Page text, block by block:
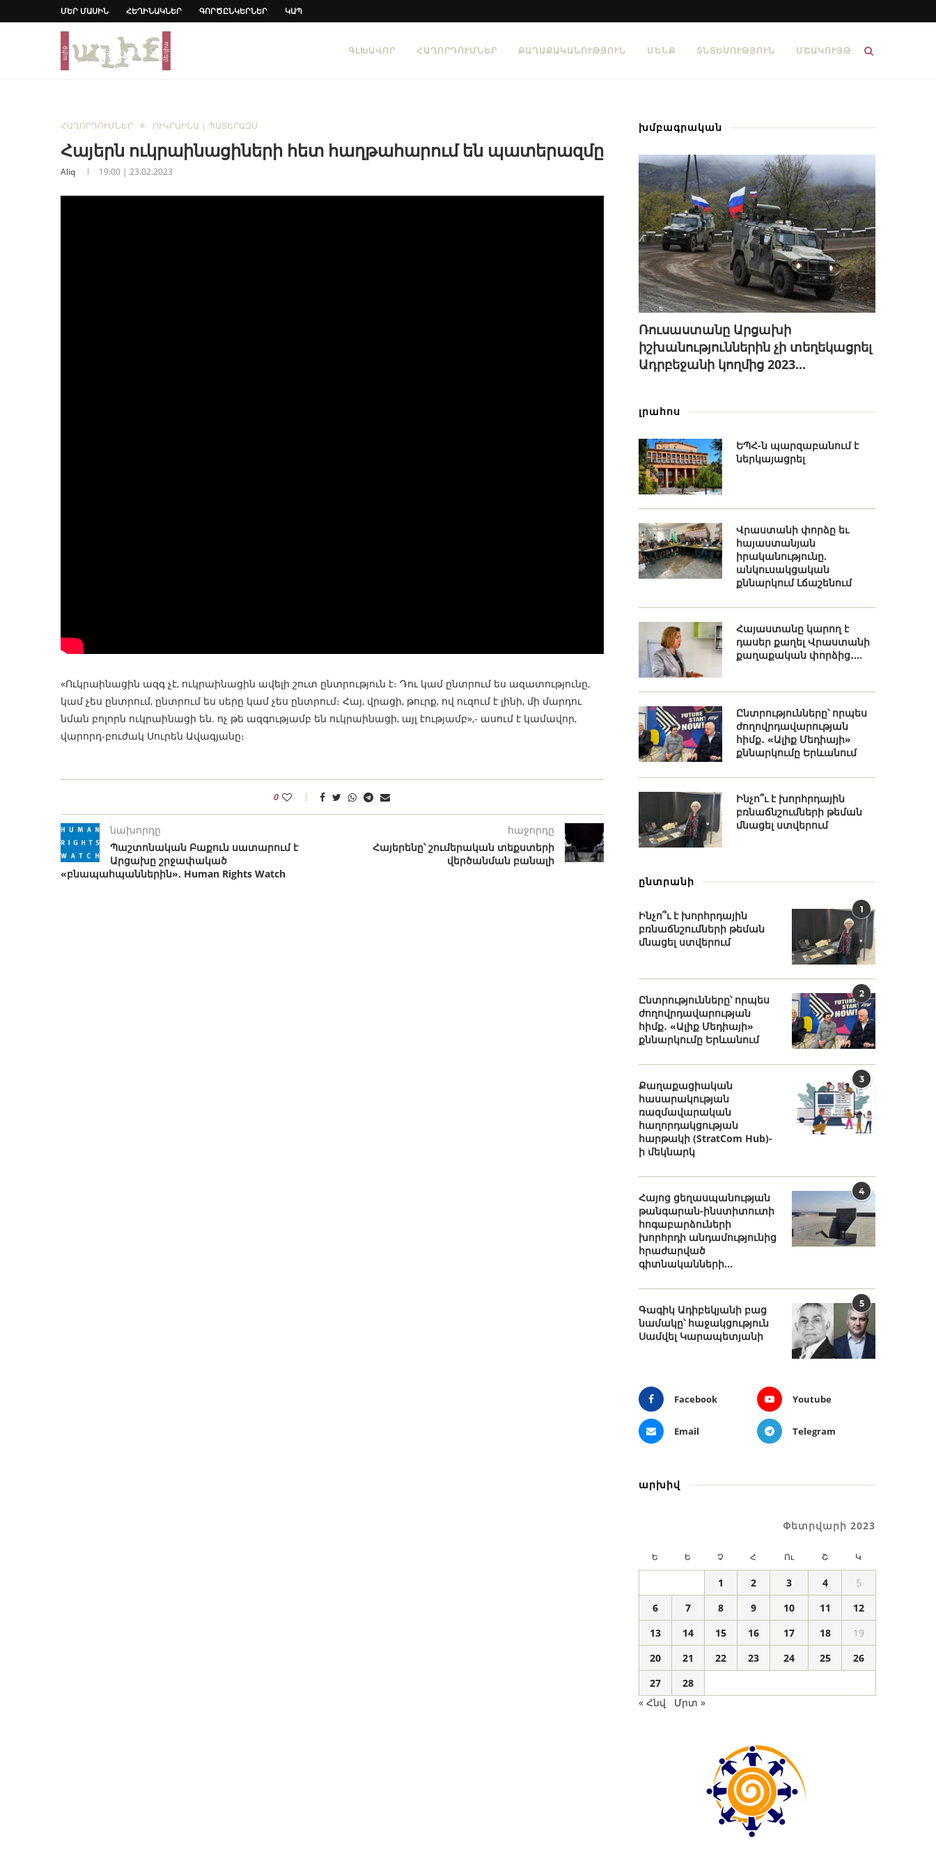
ՄԵՐ ՄԱՍԻՆ ՀԵՂԻՆԱԿՆԵՐ ԳՈՐԾԸՆԿԵՐՆԵՐ ԿԱՊ
ԳԼԽԱՎՈՐ ՀԱՂՈՐԴՈՒՄՆԵՐ ՔԱՂԱՔԱԿԱՆՈՒԹՅՈՒՆ ՄԵՆՔ ՏՆՏԵՍՈՒԹՅՈՒՆ ՄՇԱԿՈՒՅԹ
ՀԱՂՈՐԴՈՒՄՆԵՐ ՈՒԿՐԱԻՆԱ | ՊԱՏԵՐԱԶՄ
Հայերն ուկրաինացիների հետ հաղթահարում են պատերազմը
Aliq 19:00 | 23.02.2023
«Ուկրաինացին ազգ չէ, ուկրաինացին ավելի շուտ ընտրություն է։ Դու կամ ընտրում ես ազատությունը,
կամ չես ընտրում, ընտրում ես սերը կամ չես ընտրում։ Հայ, վրացի, թուրք, ով ուզում է լինի, մի մարդու
նման բոլորն ուկրաինացի են. ոչ թե ազգությամբ են ուկրաինացի, այլ էությամբ»,- ասում է կամավոր,
վարորդ-բուժակ Սուրեն Ավագյանը։
0
նախորդը
Պաշտոնական Բաքուն սատարում է
Արցախը շրջափակած
«բնապահպաններին». Human Rights Watch
հաջորդը
Հայերենը՝ շումերական տեքստերի
վերծանման բանալի
խմբագրական
Ռուսաստանը Արցախի
իշխանություններին չի տեղեկացրել
Ադրբեջանի կողմից 2023...
լրահոս
ԵՊՀ-ն պարզաբանում է
ներկայացրել
Վրաստանի փորձը եւ
հայաստանյան
իրականությունը.
անկուսակցական
քննարկում Լճաշենում
Հայաստանը կարող է
դասեր քաղել Վրաստանի
քաղաքական փորձից․...
Ընտրությունները՝ որպես
ժողովրդավարության
հիմք․ «Ալիք Մեդիայի»
քննարկումը Երևանում
Ինչո՞ւ է խորհրդային
բռնաճնշումների թեման
մնացել ստվերում
ընտրանի
1
Ինչո՞ւ է խորհրդային
բռնաճնշումների թեման
մնացել ստվերում
2
Ընտրությունները՝ որպես
ժողովրդավարության
հիմք․ «Ալիք Մեդիայի»
քննարկումը Երևանում
3
Քաղաքացիական
հասարակության
ռազմավարական
հաղորդակցության
հարթակի (StratCom Hub)-
ի մեկնարկ
4
Հայոց ցեղասպանության
թանգարան-ինստիտուտի
հոգաբարձուների
խորհրդի անդամությունից
հրաժարված
գիտնականների...
5
Գագիկ Ադիբեկյանի բաց
նամակը՝ հաջակցություն
Սամվել Կարապետյանի
Facebook Youtube
Email Telegram
արխիվ
Փետրվարի 2023
Ե Ե Չ Հ Ու Շ Կ
1 2 3 4
5
6
7 8 9 10 11
12
13
14 15 16 17 18
19
20
21 22 23 24 25
26
27
28
« Հնվ
Մրտ »